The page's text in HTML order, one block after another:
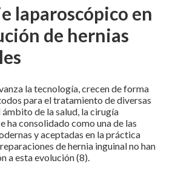
laparoscópico en
de hernias
la tecnología, crecen de forma
para el tratamiento de diversas
de la salud, la cirugía
ha consolidado como una de las
y aceptadas en la práctica
de hernia inguinal no han
a esta evolución (8).